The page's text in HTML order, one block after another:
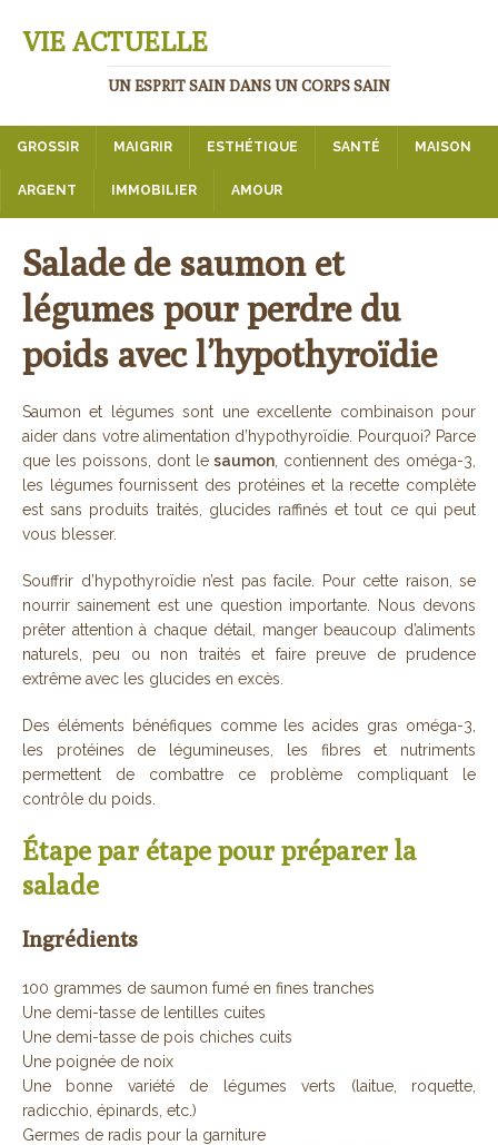
VIE ACTUELLE
UN ESPRIT SAIN DANS UN CORPS SAIN
GROSSIR MAIGRIR ESTHÉTIQUE SANTÉ MAISON
ARGENT IMMOBILIER AMOUR
Salade de saumon et
légumes pour perdre du
poids avec l’hypothyroïdie
Saumon et légumes sont une excellente combinaison pour
aider dans votre alimentation d’hypothyroïdie. Pourquoi? Parce
que les poissons, dont lesaumon , contiennent des oméga-3,
les légumes fournissent des protéines et la recette complète
est sans produits traités, glucides raffinés et tout ce qui peut
vous blesser.
Souffrir d’hypothyroïdie n’est pas facile. Pour cette raison, se
nourrir sainement est une question importante. Nous devons
prêter attention à chaque détail, manger beaucoup d’aliments
naturels, peu ou non traités et faire preuve de prudence
extrême avec les glucides en excès.
Des éléments bénéfiques comme les acides gras oméga-3,
les protéines de légumineuses, les fibres et nutriments
permettent de combattre ce problème compliquant le
contrôle du poids.
Étape par étape pour préparer la
salade
Ingrédients
100 grammes de saumon fumé en fines tranches
Une demi-tasse de lentilles cuites
Une demi-tasse de pois chiches cuits
Une poignée de noix
Une bonne variété de légumes verts (laitue, roquette,
radicchio, épinards, etc.)
Germes de radis pour la garniture